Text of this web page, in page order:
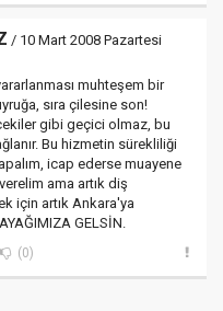
/ 10 Mart 2008 Pazartesi
muhteşem bir
sıra çilesine son!
gibi geçici olmaz, bu
Bu hizmetin sürekliliği
icap ederse muayene
ama artık diş
için artık Ankara'ya
GELSİN.
(0)